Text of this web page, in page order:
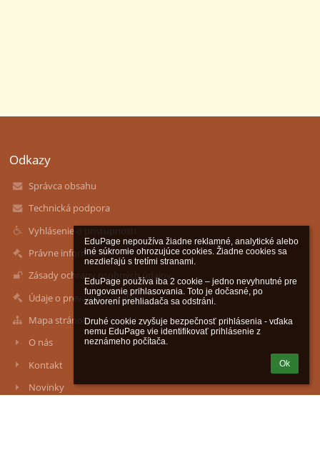
EduPage nepoužíva žiadne reklamné, analytické alebo
iné súkromie ohrozujúce cookies. Žiadne cookies sa
nezdieľajú s tretími stranami.
EduPage používa iba 2 cookie – jedno nevyhnutné pre
fungovanie prihlasovania. Toto je dočasné, po
zatvorení prehliadača sa odstráni.
Druhé cookie zvyšuje bezpečnosť prihlásenia - vďaka
nemu EduPage vie identifikovať prihlásenie z
neznámeho počítača.
Ok
Odkazy
Správca obsahu
Technická podpora
Vyhlásenie o prístupnosti
Právne informácie
Zásady ochrany osobných údajov
Údaje o prevádzkovateľovi
Mapa stránok
O nás
Kontakt
Novinky